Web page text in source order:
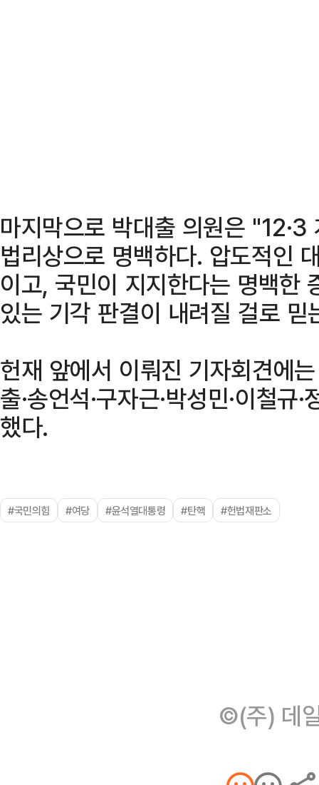
마지막으로 박대출 의원은
법리상으로 명백하다. 압도적인
이고, 국민이 지지한다는 명백한
있는 기각 판결이 내려질 걸로 믿
헌재 앞에서 이뤄진 기자회견에는
출·송언석·구자근·박성민·이철규
했다.
#국민의힘 #여당 #윤석열대통령 #탄핵 #헌법재판소
©(주) 데